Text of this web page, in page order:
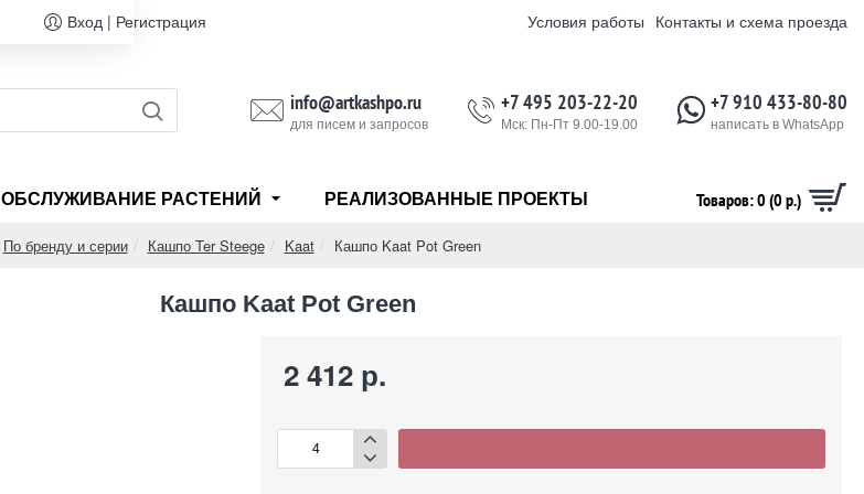
Вход | Регистрация Условия работы Контакты и схема проезда
info@artkashpo.ru
для писем и запросов
+7 495 203-22-20
Мск: Пн-Пт 9.00-19.00
+7 910 433-80-80
написать в WhatsApp
ОБСЛУЖИВАНИЕ РАСТЕНИЙ РЕАЛИЗОВАННЫЕ ПРОЕКТЫ Товаров: 0 (0 р.)
По бренду и серии Кашпо Ter Steege Kaat Кашпо Kaat Pot Green
Кашпо Kaat Pot Green
2 412 р.